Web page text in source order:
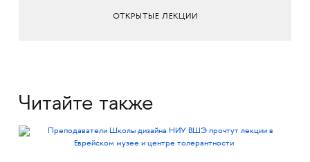
ОТКРЫТЫЕ ЛЕКЦИИ
Читайте также